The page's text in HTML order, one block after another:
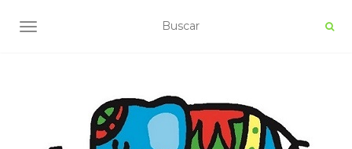
ALTERNAR NAVEGACIÓN